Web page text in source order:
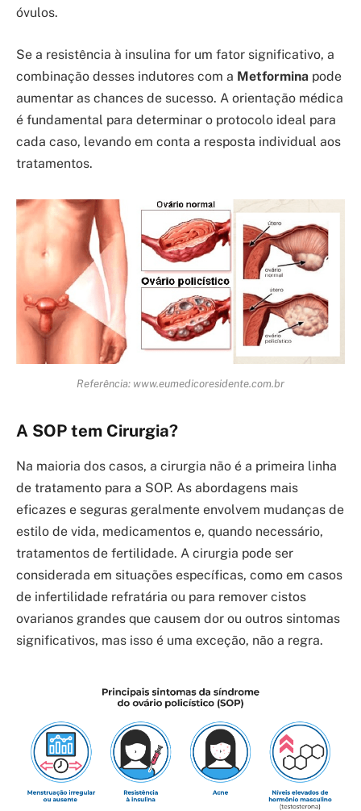
óvulos.
Se a resistência à insulina for um fator significativo, a
combinação desses indutores com a Metformina pode
aumentar as chances de sucesso. A orientação médica
é fundamental para determinar o protocolo ideal para
cada caso, levando em conta a resposta individual aos
tratamentos.
Referência: www.eumedicoresidente.com.br
A SOP tem Cirurgia?
Na maioria dos casos, a cirurgia não é a primeira linha
de tratamento para a SOP. As abordagens mais
eficazes e seguras geralmente envolvem mudanças de
estilo de vida, medicamentos e, quando necessário,
tratamentos de fertilidade. A cirurgia pode ser
considerada em situações específicas, como em casos
de infertilidade refratária ou para remover cistos
ovarianos grandes que causem dor ou outros sintomas
significativos, mas isso é uma exceção, não a regra.